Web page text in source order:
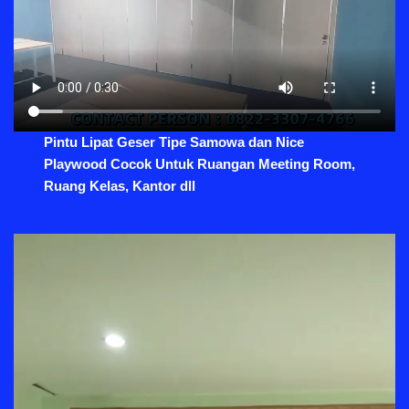
Pintu Lipat Geser Tipe Samowa dan Nice
Playwood Cocok Untuk Ruangan Meeting Room,
Ruang Kelas, Kantor dll